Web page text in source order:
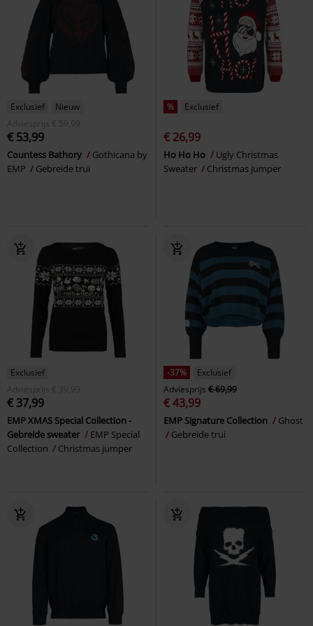
Exclusief
Nieuw
Adviesprijs
€ 59,99
€ 53,99
Countess Bathory
Gothicana by
EMP
Gebreide trui
% Exclusief
€ 26,99
Ho Ho Ho
Ugly Christmas
Sweater
Christmas jumper
Exclusief
Adviesprijs
€ 39,99
€ 37,99
EMP XMAS Special Collection -
Gebreide sweater
EMP Special
Collection
Christmas jumper
-37%
Exclusief
Adviesprijs € 69,99
€ 43,99
EMP Signature Collection
Ghost
Gebreide trui